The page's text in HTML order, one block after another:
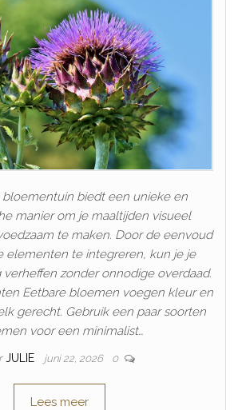
bloementuin biedt een unieke en
manier om je maaltijden visueel
te maken. Door de eenvoud
elementen te integreren, kun je je
verheffen zonder onnodige overdaad.
Eetbare bloemen voegen kleur en
gerecht. Gebruik een paar soorten
voor een minimalist…
JULIE juni 22, 2026 0
Lees meer